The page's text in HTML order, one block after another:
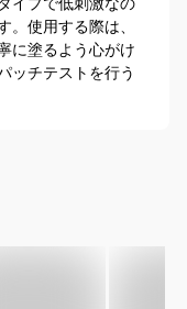
。使用する際は、
に塗るよう心がけ
ッチテストを行う